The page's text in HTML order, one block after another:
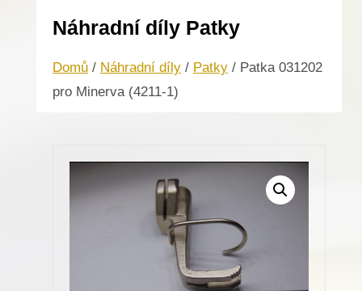
Náhradní díly Patky
Domů / Náhradní díly / Patky / Patka 031202
pro Minerva (4211-1)